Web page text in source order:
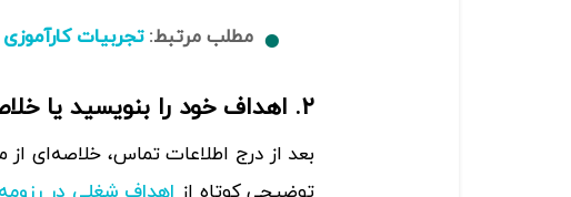
مطلب مرتبط:تجربیات
۲. اهداف خود را بنویسید یا خلاصه‌ای را ارائه دهید
بعد از درج اطلاعات تماس، خلاصه‌ای از